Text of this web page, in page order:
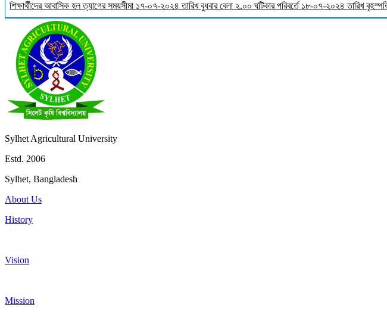
শিক্ষার্থীদের আবাসিক হল ত্যাগের সময়সীমা ১৭-০৭-২০২৪ তারিখ বুধবার বেলা ২.০০ ঘটিকার পরিবর্তে ১৮-০৭-২০২৪ তারিখ
Sylhet Agricultural University
Estd. 2006
Sylhet, Bangladesh
About Us
History
Vision
Mission